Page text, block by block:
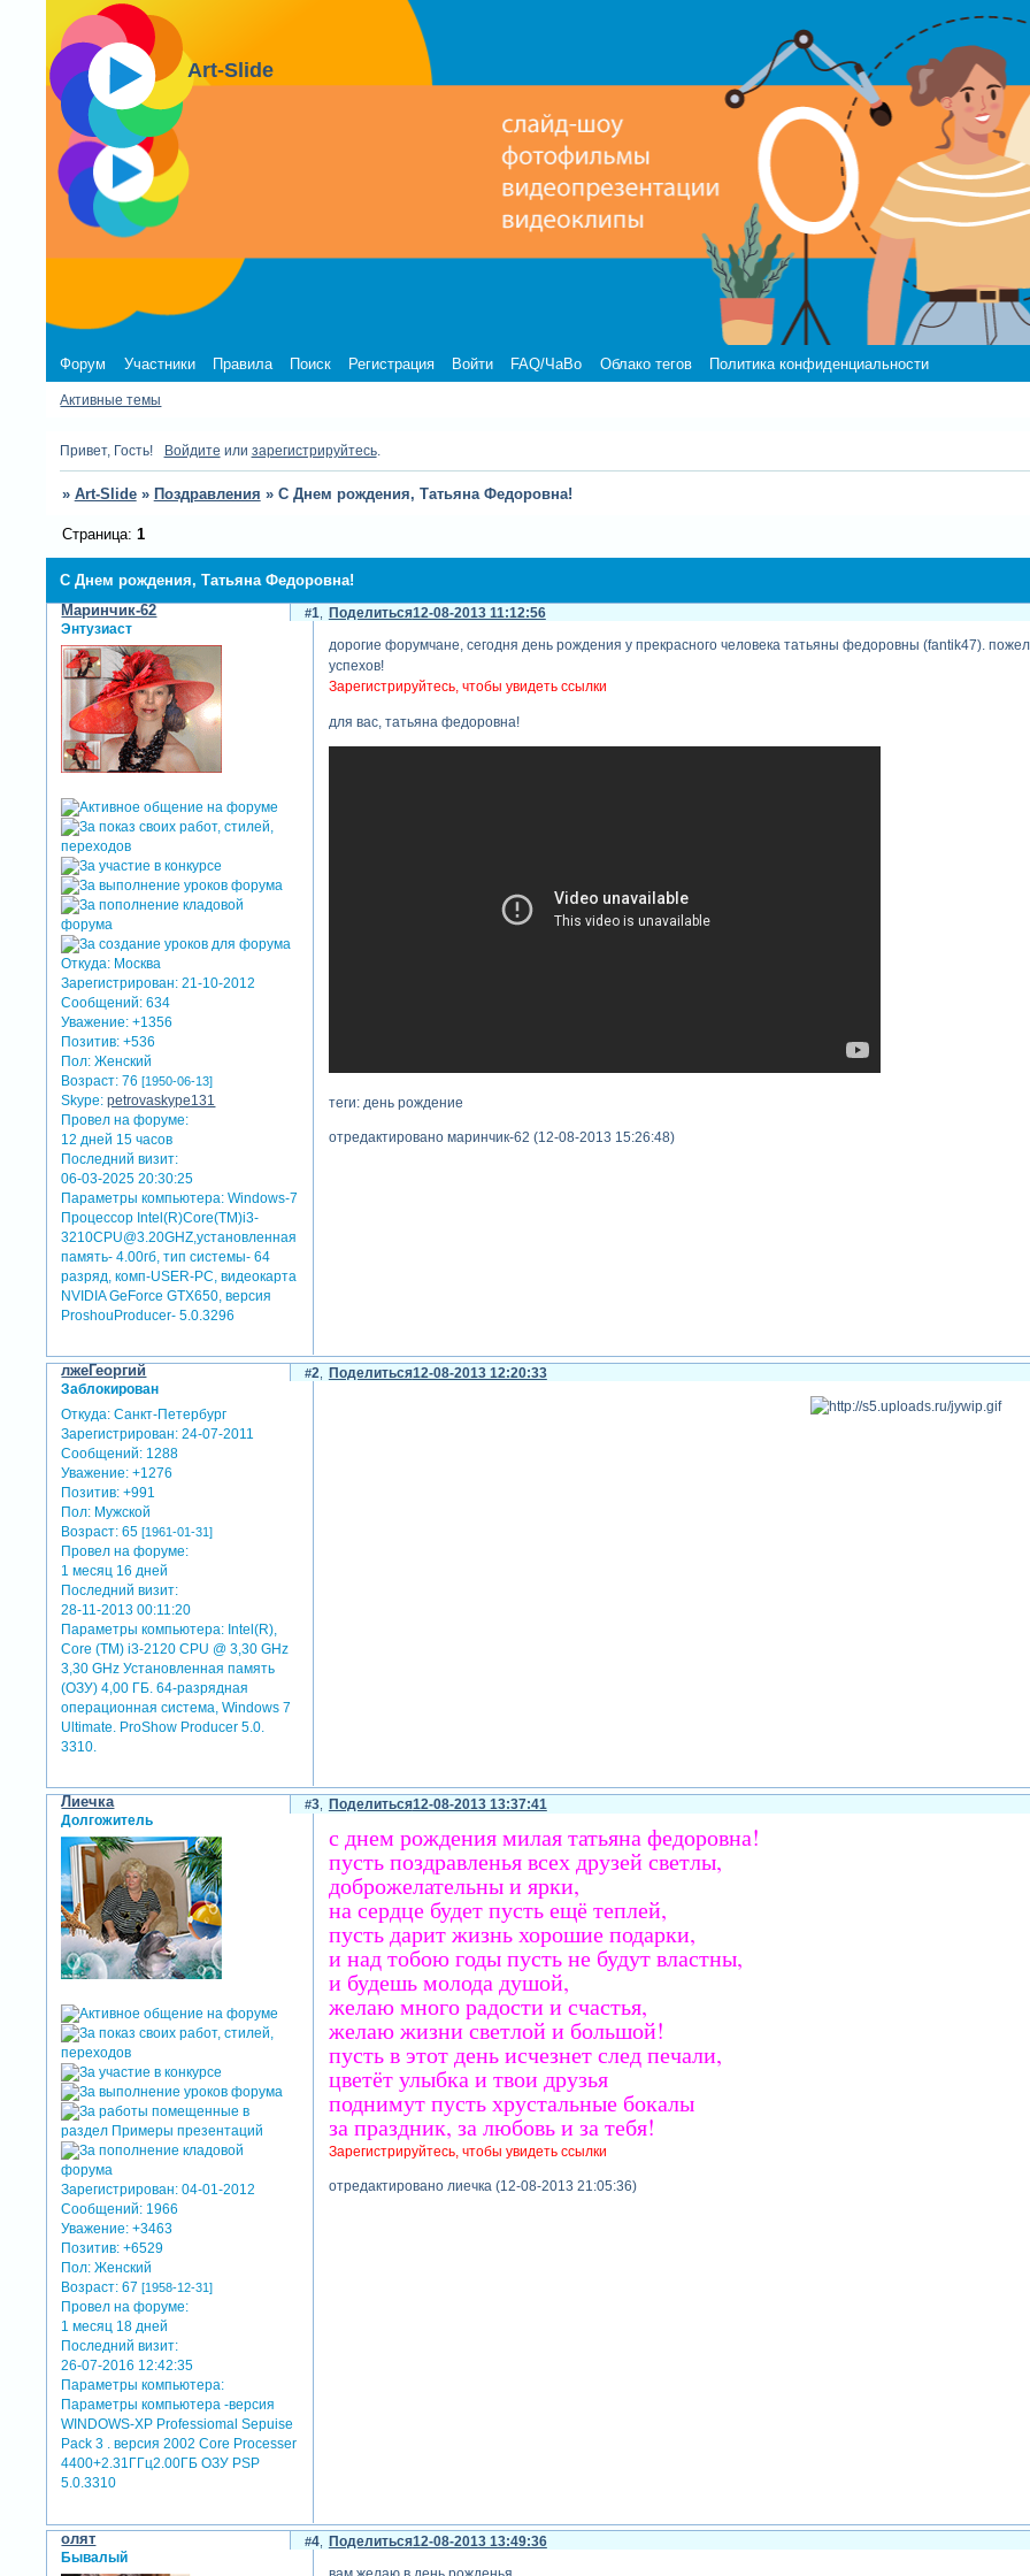
Art-Slide
Форум Участники Правила Поиск Регистрация Войти FAQ/ЧаВо Облако тегов Политика конфиденциальности
Активные темы
Привет, Гость! Войдите или зарегистрируйтесь.
» Art-Slide » Поздравления » С Днем рождения, Татьяна Федоровна!
С Днем рождения, Татьяна Федоровна!
Страница: 1
Поделиться
1 12-08-2013 11:12:56
Маринчик-62
Энтузиаст
Откуда: Москва
Зарегистрирован: 21-10-2012
Сообщений: 634
Уважение: +1356
Позитив: +536
Пол: Женский
Возраст: 76[1950-06-13]
Skype: petrovaskype131
Провел на форуме:
12 дней 15 часов
Последний визит:
06-03-2025 20:30:25
Параметры компьютера: Windows-7
Процессор Intel(R)Core(TM)i3-
3210CPU@3.20GHZ,установленная
память- 4.00гб, тип системы- 64
разряд, комп-USER-PC, видеокарта
NVIDIA GeForce GTX650, версия
ProshouProducer- 5.0.3296
дорогие форумчане, сегодня день рождения у прекрасного человека татьяны федоровны (fantik47).
успехов!
Зарегистрируйтесь, чтобы увидеть ссылки
для вас, татьяна федоровна!
теги: день рождение
отредактировано маринчик-62 (12-08-2013 15:26:48)
Поделиться
2 12-08-2013 12:20:33
лжеГеоргий
Заблокирован
Откуда: Санкт-Петербург
Зарегистрирован: 24-07-2011
Сообщений: 1288
Уважение: +1276
Позитив: +991
Пол: Мужской
Возраст: 65[1961-01-31]
Провел на форуме:
1 месяц 16 дней
Последний визит:
28-11-2013 00:11:20
Параметры компьютера: Intel(R),
Core (TM) i3-2120 CPU @ 3,30 GHz
3,30 GHz Установленная память
(ОЗУ) 4,00 ГБ. 64-разрядная
операционная система, Windows 7
Ultimate. ProShow Producer 5.0.
3310.
Поделиться
3 12-08-2013 13:37:41
Лиечка
Долгожитель
Зарегистрирован: 04-01-2012
Сообщений: 1966
Уважение: +3463
Позитив: +6529
Пол: Женский
Возраст: 67[1958-12-31]
Провел на форуме:
1 месяц 18 дней
Последний визит:
26-07-2016 12:42:35
Параметры компьютера:
Параметры компьютера -версия
WINDOWS-XP Professiomal Sepuise
Pack 3 . версия 2002 Core Processer
4400+2.31ГГц2.00ГБ ОЗУ PSP
5.0.3310
с днем рождения милая татьяна федоровна!
пусть поздравленья всех друзей светлы,
доброжелательны и ярки,
на сердце будет пусть ещё теплей,
пусть дарит жизнь хорошие подарки,
и над тобою годы пусть не будут властны,
и будешь молода душой,
желаю много радости и счастья,
желаю жизни светлой и большой!
пусть в этот день исчезнет след печали,
цветёт улыбка и твои друзья
поднимут пусть хрустальные бокалы
за праздник, за любовь и за тебя!
Зарегистрируйтесь, чтобы увидеть ссылки
отредактировано лиечка (12-08-2013 21:05:36)
Поделиться
4 12-08-2013 13:49:36
олят
Бывалый